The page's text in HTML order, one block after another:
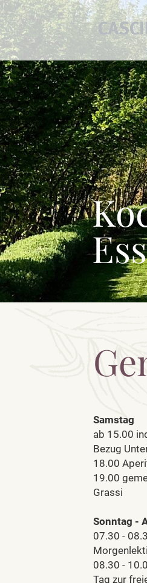
Samstag
ab 15.00
Bezug
18.00
19.00
Grassi
Sonntag -
07.30 -
08.30 -
Tag zur